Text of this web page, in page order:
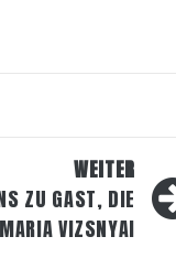
WEITER
ZU GAST, DIE
VIZSNYAI